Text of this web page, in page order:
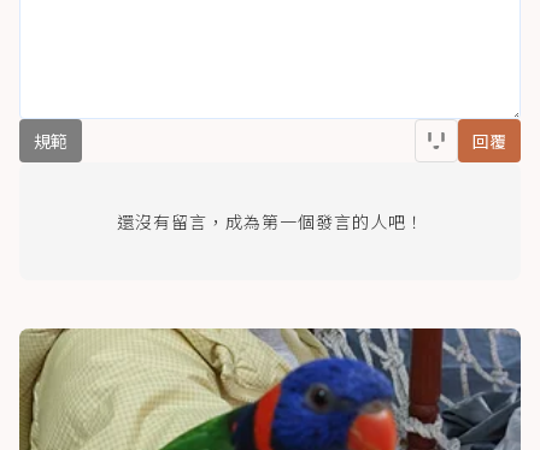
規範 回覆
還沒有留言，成為第一個發言的人吧！